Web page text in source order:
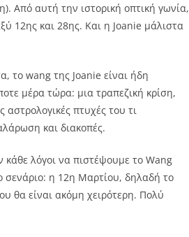
Από αυτή την ιστορική οπτική γωνία,
12ης και 28ης. Και η Joanie μάλιστα
το wang της Joanie είναι ήδη
μέρα τώρα: μια τραπεζική κρίση,
πτυχές του τι
και διακοπές.
λόγοι να πιστέψουμε το Wang
σενάριο: η 12η Μαρτίου, δηλαδή το
θα είναι ακόμη χειρότερη. Πολύ